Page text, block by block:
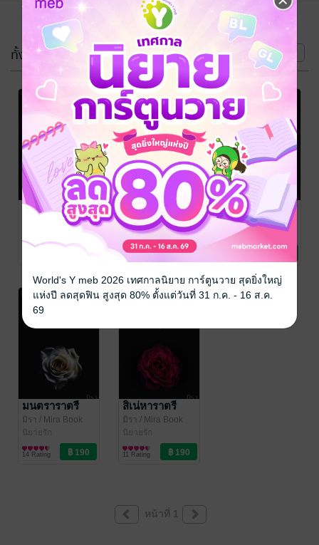
ทั้งหมด(5 เล่ม) หน้าที่ 1
พันหมื่นราตรี
/ Mira Book
นิรันดร์ราตรี
มิรา/ Mira Book
นิยายรัก
7 Rating
อาญาราตรี
มิรา/ Mira Book
นิยายรัก
มนตราราตรี
มิรา / Mira Book
นิยายรัก
14 Rating
สิเน่หาราตรี
มิรา / Mira Book
นิยายรัก
11 Rating
หน้าที่ 1
World's Y meb 2026 เทศกาลนิยาย การ์ตูนวาย สุดยิ่งใหญ่
แห่งปี ลดสุดฟิน สูงสุด 80% ตั้งแต่วันที่ 31 ก.ค. - 16 ส.ค.
69